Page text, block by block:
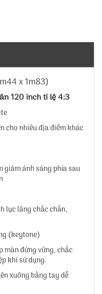
x 1m83)
120 inch tỉ lệ 4:3
cho nhiều địa điểm khác
giảm ánh sáng phía sau
lục lăng chắc chắn,
(keytone)
màn đứng vững, chắc
khi sử dụng.
xuống bằng tay dễ